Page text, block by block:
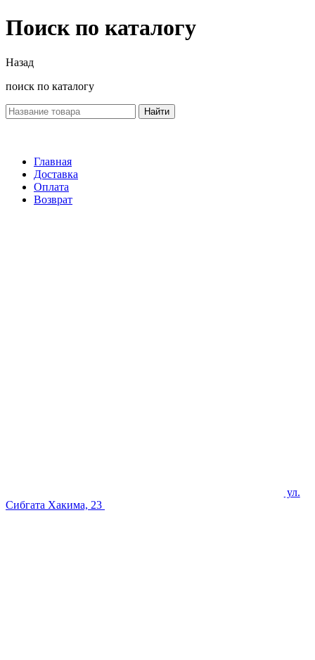
Поиск по каталогу
Назад
поиск по каталогу
Найти
Главная
Доставка
Оплата
Возврат
ул.
Сибгата Хакима, 23